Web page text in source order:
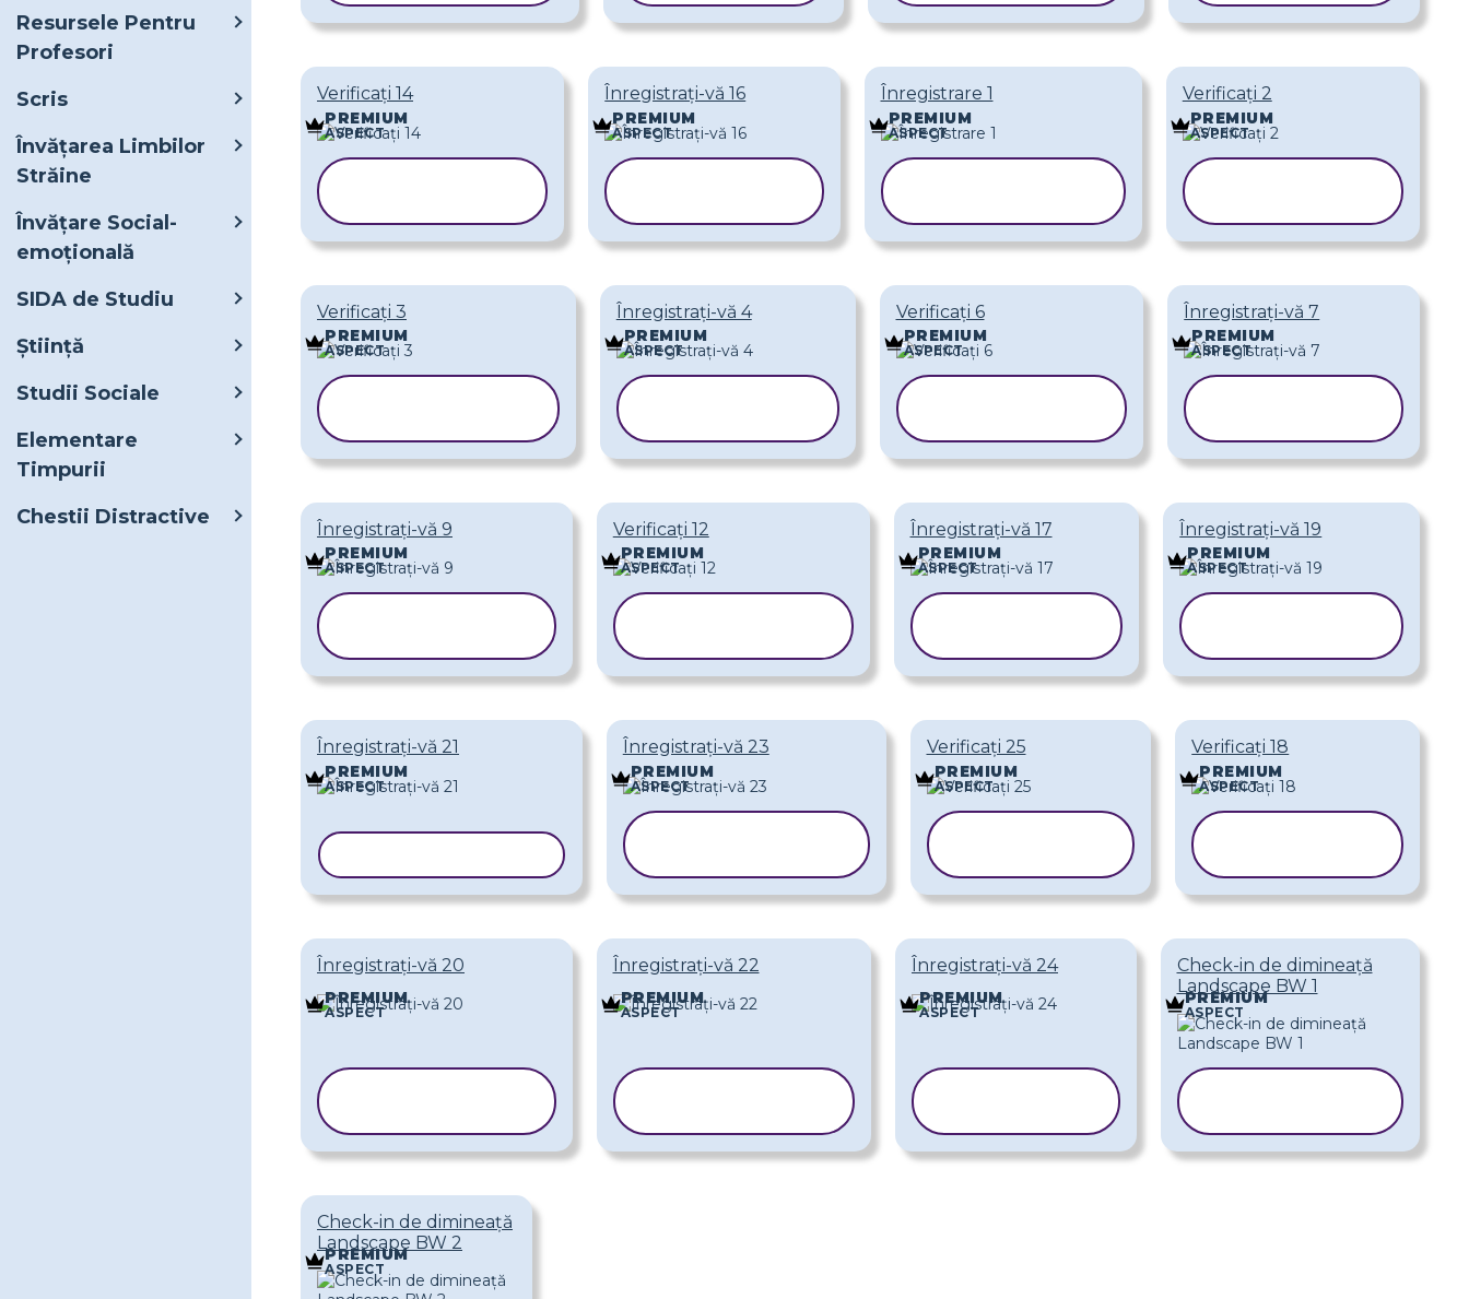
Resursele Pentru
Profesori
Scris
Învățarea Limbilor
Străine
Învățare Social-
emoțională
SIDA de Studiu
Ştiinţă
Studii Sociale
Elementare
Timpurii
Chestii Distractive
Verificați 14
PREMIUM
ASPECT
Înregistrați-vă 16
PREMIUM
ASPECT
Înregistrare 1
PREMIUM
ASPECT
Verificați 2
PREMIUM
ASPECT
Verificați 3
PREMIUM
ASPECT
Înregistrați-vă 4
PREMIUM
ASPECT
Verificați 6
PREMIUM
ASPECT
Înregistrați-vă 7
PREMIUM
ASPECT
Înregistrați-vă 9
PREMIUM
ASPECT
Verificați 12
PREMIUM
ASPECT
Înregistrați-vă 17
PREMIUM
ASPECT
Înregistrați-vă 19
PREMIUM
ASPECT
Înregistrați-vă 21
PREMIUM
ASPECT
Înregistrați-vă 23
PREMIUM
ASPECT
Verificați 25
PREMIUM
ASPECT
Verificați 18
PREMIUM
ASPECT
Înregistrați-vă 20
PREMIUM
ASPECT
Înregistrați-vă 22
PREMIUM
ASPECT
Înregistrați-vă 24
PREMIUM
ASPECT
Check-in de dimineață
Landscape BW 1
PREMIUM
ASPECT
Check-in de dimineață
Landscape BW 2
PREMIUM
ASPECT